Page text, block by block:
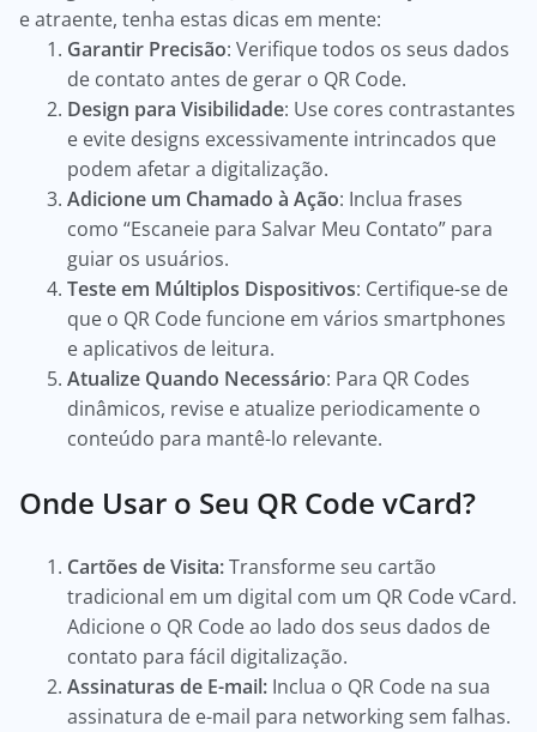
e atraente, tenha estas dicas em mente:
Garantir Precisão: Verifique todos os seus dados
de contato antes de gerar o QR Code.
Design para Visibilidade: Use cores contrastantes
e evite designs excessivamente intrincados que
podem afetar a digitalização.
Adicione um Chamado à Ação: Inclua frases
como “Escaneie para Salvar Meu Contato” para
guiar os usuários.
Teste em Múltiplos Dispositivos: Certifique-se de
que o QR Code funcione em vários smartphones
e aplicativos de leitura.
Atualize Quando Necessário: Para QR Codes
dinâmicos, revise e atualize periodicamente o
conteúdo para mantê-lo relevante.
Onde Usar o Seu QR Code vCard?
Cartões de Visita:Transforme seu cartão
tradicional em um digital com um QR Code vCard.
Adicione o QR Code ao lado dos seus dados de
contato para fácil digitalização.
Assinaturas de E-mail: Inclua o QR Code na sua
assinatura de e-mail para networking sem falhas.